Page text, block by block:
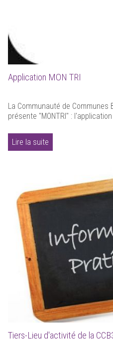
Application MON TRI
La Communauté de Communes
présente "MONTRI" :
Lire la suite
Tiers-Lieu d'activité de la